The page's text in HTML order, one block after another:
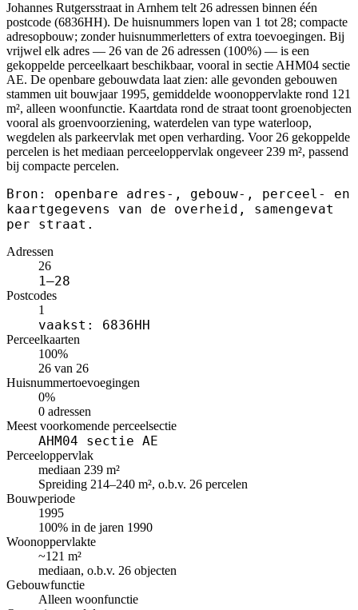
Johannes Rutgersstraat in Arnhem telt 26 adressen binnen één
postcode (6836HH). De huisnummers lopen van 1 tot 28; compacte
adresopbouw; zonder huisnummerletters of extra toevoegingen. Bij
vrijwel elk adres — 26 van de 26 adressen (100%) — is een
gekoppelde perceelkaart beschikbaar, vooral in sectie AHM04 sectie
AE. De openbare gebouwdata laat zien: alle gevonden gebouwen
stammen uit bouwjaar 1995, gemiddelde woonoppervlakte rond 121
m², alleen woonfunctie. Kaartdata rond de straat toont groenobjecten
vooral als groenvoorziening, waterdelen van type waterloop,
wegdelen als parkeervlak met open verharding. Voor 26 gekoppelde
percelen is het mediaan perceeloppervlak ongeveer 239 m², passend
bij compacte percelen.
Bron: openbare adres-, gebouw-, perceel- en
kaartgegevens van de overheid, samengevat
per straat.
Adressen
26
1–28
Postcodes
1
vaakst: 6836HH
Perceelkaarten
100%
26 van 26
Huisnummertoevoegingen
0%
0 adressen
Meest voorkomende perceelsectie
AHM04 sectie AE
Perceeloppervlak
mediaan 239 m²
Spreiding 214–240 m², o.b.v. 26 percelen
Bouwperiode
1995
100% in de jaren 1990
Woonoppervlakte
~121 m²
mediaan, o.b.v. 26 objecten
Gebouwfunctie
Alleen woonfunctie